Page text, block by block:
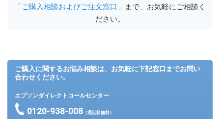
「ご購入相談およびご注文窓口」
まで、お気軽にご相談く
ださい。
ご購入に関するお悩み相談は、お気軽に下記窓口までお問い
合わせください。
エプソンダイレクトコールセンター
0120-938-008（通話料無料）